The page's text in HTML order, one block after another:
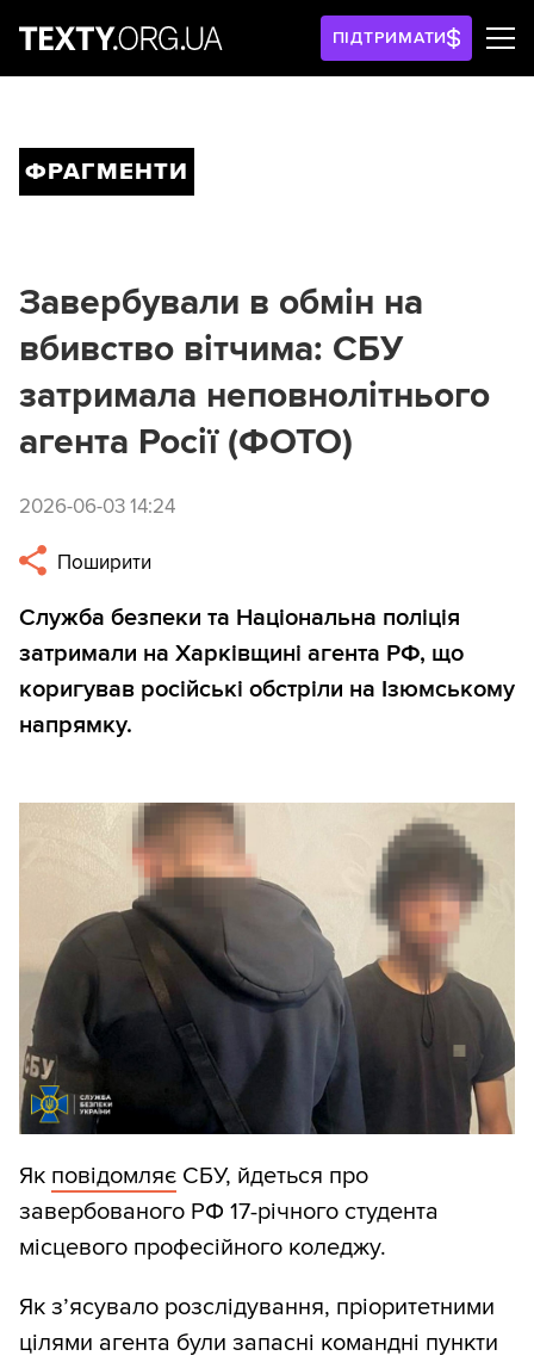
ПІДТРИМАТИ
ФРАГМЕНТИ
Завербували в обмін на
вбивство вітчима: СБУ
затримала неповнолітнього
агента Росії (ФОТО)
2026-06-03 14:24
Поширити
Служба безпеки та Національна поліція
затримали на Харківщині агента РФ, що
коригував російські обстріли на Ізюмському
напрямку.
Як повідомляє СБУ, йдеться про
завербованого РФ 17-річного студента
місцевого професійного коледжу.
Як з’ясувало розслідування, пріоритетними
цілями агента були запасні командні пункти